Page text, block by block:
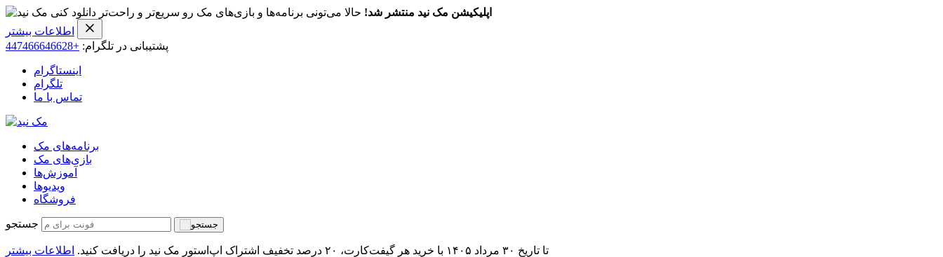
اپلیکیشن مک نید منتشر شد! حالا می‌تونی برنامه‌ها و بازی‌های مک رو سریع‌تر و راحت‌تر دانلود کنی
اطلاعات بیشتر
پشتیبانی در تلگرام: +447466646628
اینستاگرام
تلگرام
تماس با ما
برنامه‌های مک
بازی‌های مک
آموزش‌ها
ویدیو‌ها
فروشگاه
جستجو
تا تاریخ ۳۰ مرداد ۱۴۰۵ با خرید هر گیفت‌کارت، ۲۰ درصد تخفیف اشتراک اپ‌استور مک نید را دریافت کنید. اطلاعات بیشتر